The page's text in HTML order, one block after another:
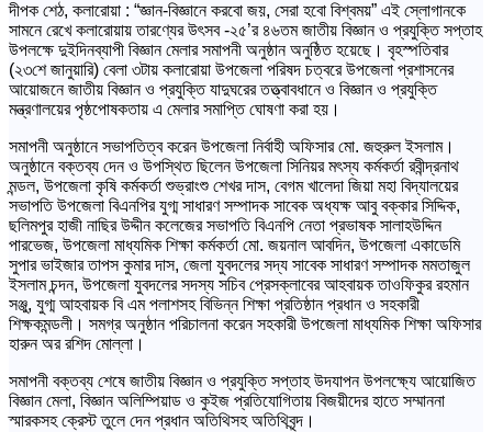
দীপক শেঠ, কলারোয়া : “জ্ঞান-বিজ্ঞানে করবো জয়, সেরা হবো বিশ্বময়” এই স্লোগানকে
সামনে রেখে কলারোয়ায় তারণ্যের উৎসব -২৫’র ৪৬তম জাতীয় বিজ্ঞান ও প্রযুক্তি সপ্তাহ
উপলক্ষে দুইদিনব্যাপী বিজ্ঞান মেলার সমাপনী অনুষ্ঠান অনুষ্ঠিত হয়েছে। বৃহস্পতিবার
(২৩শে জানুয়ারি) বেলা ৩টায় কলারোয়া উপজেলা পরিষদ চত্বরে উপজেলা প্রশাসনের
আয়োজনে জাতীয় বিজ্ঞান ও প্রযুক্তি যাদুঘরের তত্ত্বাবধানে ও বিজ্ঞান ও প্রযুক্তি
মন্ত্রণালয়ের পৃষ্ঠপোষকতায় এ মেলার সমাপ্তি ঘোষণা করা হয়।
সমাপনী অনুষ্ঠানে সভাপতিত্ব করেন উপজেলা নির্বাহী অফিসার মো. জহুরুল ইসলাম।
অনুষ্ঠানে বক্তব্য দেন ও উপস্থিত ছিলেন উপজেলা সিনিয়র মৎস্য কর্মকর্তা রবীন্দ্রনাথ
মন্ডল, উপজেলা কৃষি কর্মকর্তা শুভ্রাংশু শেখর দাস, বেগম খালেদা জিয়া মহা বিদ্যালয়ের
সভাপতি উপজেলা বিএনপির যুগ্ম সাধারণ সম্পাদক সাবেক অধ্যক্ষ আবু বক্কার সিদ্দিক,
ছলিমপুর হাজী নাছির উদ্দীন কলেজের সভাপতি বিএনপি নেতা প্রভাষক সালাহউদ্দিন
পারভেজ, উপজেলা মাধ্যমিক শিক্ষা কর্মকর্তা মো. জয়নাল আবদিন, উপজেলা একাডেমি
সুপার ভাইজার তাপস কুমার দাস, জেলা যুবদলের সদ্য সাবেক সাধারণ সম্পাদক মমতাজুল
ইসলাম চন্দন, উপজেলা যুবদলের সদস্য সচিব প্রেসক্লাবের আহবায়ক তাওফিকুর রহমান
সঞ্জু, যুগ্ম আহবায়ক বি এম পলাশসহ বিভিন্ন শিক্ষা প্রতিষ্ঠান প্রধান ও সহকারী
শিক্ষকমন্ডলী। সমগ্র অনুষ্ঠান পরিচালনা করেন সহকারী উপজেলা মাধ্যমিক শিক্ষা অফিসার
হারুন অর রশিদ মোল্লা।
সমাপনী বক্তব্য শেষে জাতীয় বিজ্ঞান ও প্রযুক্তি সপ্তাহ উদযাপন উপলক্ষ্যে আয়োজিত
বিজ্ঞান মেলা, বিজ্ঞান অলিম্পিয়াড ও কুইজ প্রতিযোগিতায় বিজয়ীদের হাতে সম্মাননা
স্মারকসহ ক্রেস্ট তুলে দেন প্রধান অতিথিসহ অতিথিবৃন্দ।